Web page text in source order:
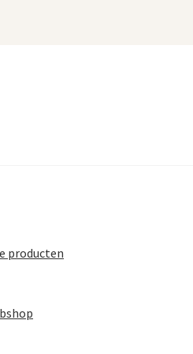
producten